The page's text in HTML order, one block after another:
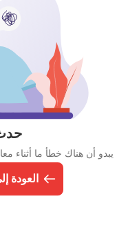
يبدو أن هناك خطأ ما أثناء
العودة